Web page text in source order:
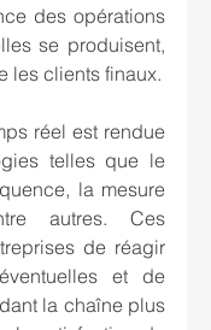
des opérations
se produisent,
les clients finaux.
réel est rendue
telles que le
la mesure
autres. Ces
de réagir
et de
la chaîne plus